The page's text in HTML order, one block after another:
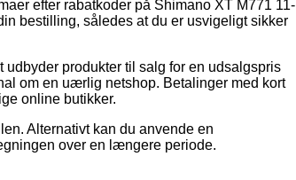
efter rabatkoder på Shimano XT M771 11-
bestilling, således at du er usvigeligt sikker
produkter til salg for en udsalgspris
om en uærlig netshop. Betalinger med kort
online butikker.
Alternativt kan du anvende en
over en længere periode.